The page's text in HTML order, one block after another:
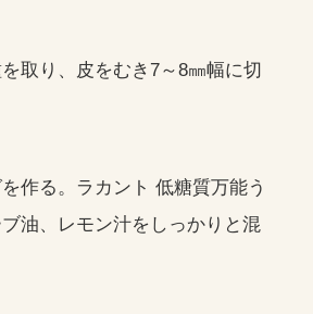
取り、皮をむき7～8㎜幅に切
作る。ラカント 低糖質万能う
油、レモン汁をしっかりと混